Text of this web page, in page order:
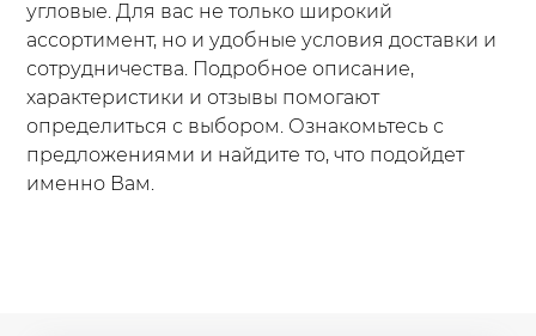
угловые. Для вас не только широкий
ассортимент, но и удобные условия доставки и
сотрудничества. Подробное описание,
характеристики и отзывы помогают
определиться с выбором. Ознакомьтесь с
предложениями и найдите то, что подойдет
именно Вам.